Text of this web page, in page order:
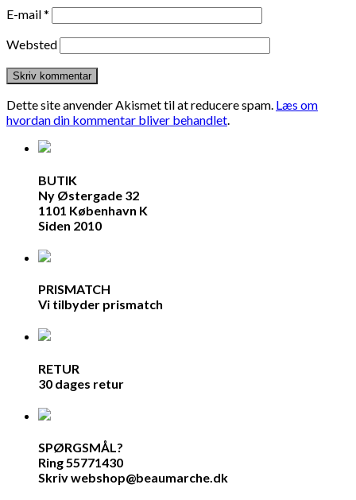
E-mail*
Websted
Dette site anvender Akismet til at reducere spam. Læs om
hvordan din kommentar bliver behandlet.
BUTIK
Ny Østergade 32
1101 København K
Siden 2010
PRISMATCH
Vi tilbyder prismatch
RETUR
30 dages retur
SPØRGSMÅL?
Ring 55771430
Skriv webshop@beaumarche.dk